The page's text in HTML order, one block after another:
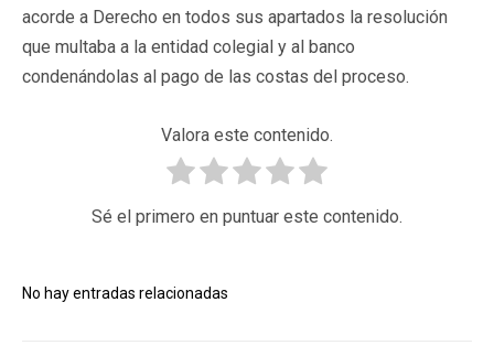
acorde a Derecho en todos sus apartados la resolución
que multaba a la entidad colegial y al banco
condenándolas al pago de las costas del proceso.
Valora este contenido.
Sé el primero en puntuar este contenido.
No hay entradas relacionadas